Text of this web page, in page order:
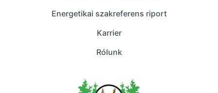
Energetikai szakreferens riport
Karrier
Rólunk